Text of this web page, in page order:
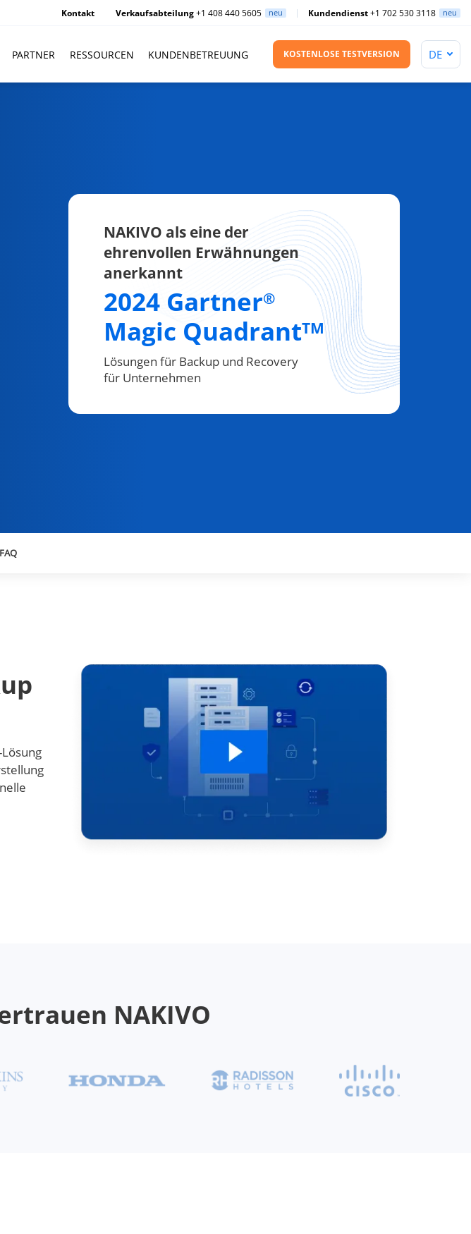
Kontakt Verkaufsabteilung+1 408 440 5605 neu Kundendienst+1 702 530 3118 neu
PARTNER RESSOURCEN KUNDENBETREUUNG KOSTENLOSE TESTVERSION
NAKIVO als eine der
ehrenvollen Erwähnungen
anerkannt
2024 Gartner®
Magic QuadrantTM
Lösungen für Backup und Recovery
für Unternehmen
FAQ
NAKIVO